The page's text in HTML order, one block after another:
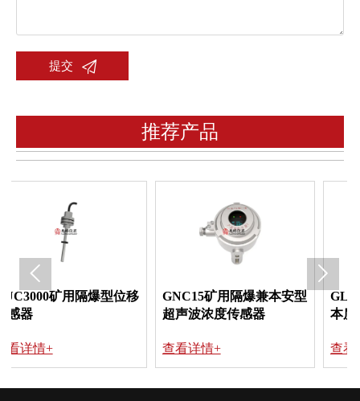
提交 
推荐产品
型位移
GNC15矿用隔爆兼本安型
超声波浓度传感器
GLD20-KXJ24系列
本质安全型拉压力传
 